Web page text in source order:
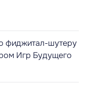
фиджитал-шутеру
Игр Будущего